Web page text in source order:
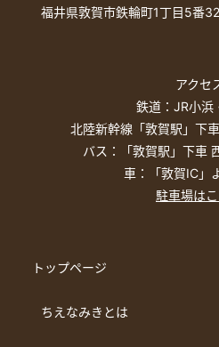
福井県敦賀市鉄輪町1丁目5番
アクセ
鉄道：JR小浜
北陸新幹線「敦賀駅」下
バス：「敦賀駅」下車
車：「敦賀IC」
駐車場は
トップページ
ちえなみきとは